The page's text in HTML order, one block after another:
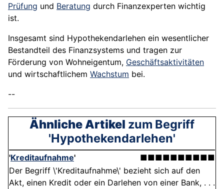
Prüfung und Beratung durch Finanzexperten wichtig
ist.
Insgesamt sind Hypothekendarlehen ein wesentlicher
Bestandteil des Finanzsystems und tragen zur
Förderung von Wohneigentum, Geschäftsaktivitäten
und wirtschaftlichem Wachstum bei.
--
Ähnliche Artikel zum Begriff
'Hypothekendarlehen'
'Kreditaufnahme'
■■■■■■■■■■
Der Begriff \'Kreditaufnahme\' bezieht sich auf den
Akt, einen Kredit oder ein Darlehen von einer Bank, . . .